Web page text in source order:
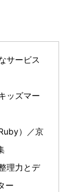
サービス
ッズマー
）／京
理力とデ
ー